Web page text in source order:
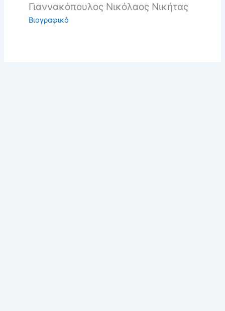
Γιαννακόπουλος Νικόλαος Νικήτας
Βιογραφικό